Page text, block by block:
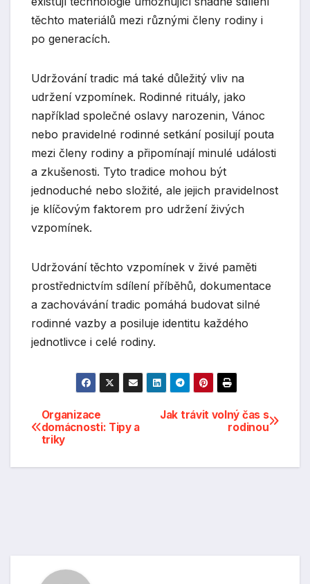
těchto materiálů mezi různými členy rodiny i
po generacích.
Udržování tradic má také důležitý vliv na
udržení vzpomínek. Rodinné rituály, jako
například společné oslavy narozenin, Vánoc
nebo pravidelné rodinné setkání posilují pouta
mezi členy rodiny a připomínají minulé události
a zkušenosti. Tyto tradice mohou být
jednoduché nebo složité, ale jejich pravidelnost
je klíčovým faktorem pro udržení živých
vzpomínek.
Udržování těchto vzpomínek v živé paměti
prostřednictvím sdílení příběhů, dokumentace
a zachovávání tradic pomáhá budovat silné
rodinné vazby a posiluje identitu každého
jednotlivce i celé rodiny.
Navigace
pro
Jak trávit volný čas s
rodinou
Organizace
domácnosti: Tipy a
triky